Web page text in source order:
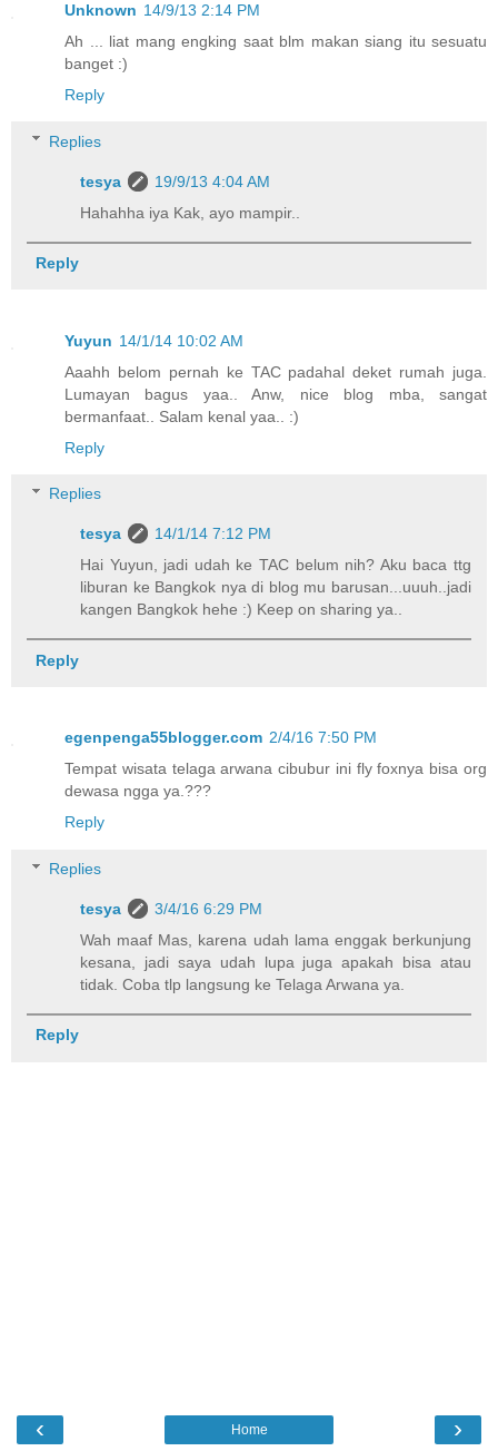
Unknown 14/9/13 2:14 PM
Ah ... liat mang engking saat blm makan siang itu sesuatu
banget :)
Reply
Replies
tesya
19/9/13 4:04 AM
Hahahha iya Kak, ayo mampir..
Reply
Yuyun 14/1/14 10:02 AM
Aaahh belom pernah ke TAC padahal deket rumah juga.
Lumayan bagus yaa.. Anw, nice blog mba, sangat
bermanfaat.. Salam kenal yaa.. :)
Reply
Replies
tesya
14/1/14 7:12 PM
Hai Yuyun, jadi udah ke TAC belum nih? Aku baca ttg
liburan ke Bangkok nya di blog mu barusan...uuuh..jadi
kangen Bangkok hehe :) Keep on sharing ya..
Reply
egenpenga55blogger.com 2/4/16 7:50 PM
Tempat wisata telaga arwana cibubur ini fly foxnya bisa org
dewasa ngga ya.???
Reply
Replies
tesya
3/4/16 6:29 PM
Wah maaf Mas, karena udah lama enggak berkunjung
kesana, jadi saya udah lupa juga apakah bisa atau
tidak. Coba tlp langsung ke Telaga Arwana ya.
Reply
‹ ›
Home